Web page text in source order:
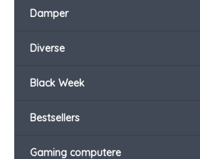
Damper
Diverse
Black Week
Bestsellers
Gaming computere